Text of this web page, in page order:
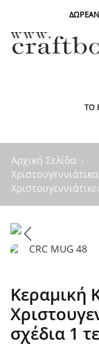
ΤΟ
Αρχική Σελίδα
Κεραμική
σχέδια 1